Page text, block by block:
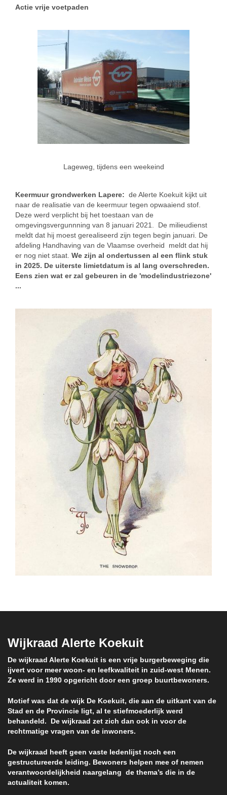
Actie vrije voetpaden
Lageweg, tijdens een weekeind
Keermuur grondwerken Lapere: de Alerte Koekuit kijkt uit
naar de realisatie van de keermuur tegen opwaaiend stof.
Deze werd verplicht bij het toestaan van de
omgevingsvergunnning van 8 januari 2021. De milieudienst
meldt dat hij moest gerealiseerd zijn tegen begin januari. De
afdeling Handhaving van de Vlaamse overheid meldt dat hij
er nog niet staat. We zijn al ondertussen al een flink stuk
in 2025. De uiterste limietdatum is al lang overschreden.
Eens zien wat er zal gebeuren in de 'modelindustriezone'
...
Wijkraad Alerte Koekuit
De wijkraad Alerte Koekuit is een vrije burgerbeweging die
ijvert voor meer woon- en leefkwaliteit in zuid-west Menen.
Ze werd in 1990 opgericht door een groep buurtbewoners.
Motief was dat de wijk De Koekuit, die aan de uitkant van de
Stad en de Provincie ligt, al te stiefmoederlijk werd
behandeld. De wijkraad zet zich dan ook in voor de
rechtmatige vragen van de inwoners.
De wijkraad heeft geen vaste ledenlijst noch een
gestructureerde leiding. Bewoners helpen mee of nemen
verantwoordelijkheid naargelang de thema’s die in de
actualiteit komen.